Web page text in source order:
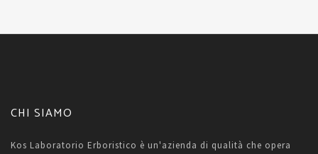
CHI SIAMO
Kos Laboratorio Erboristico è un'azienda di qualità che opera